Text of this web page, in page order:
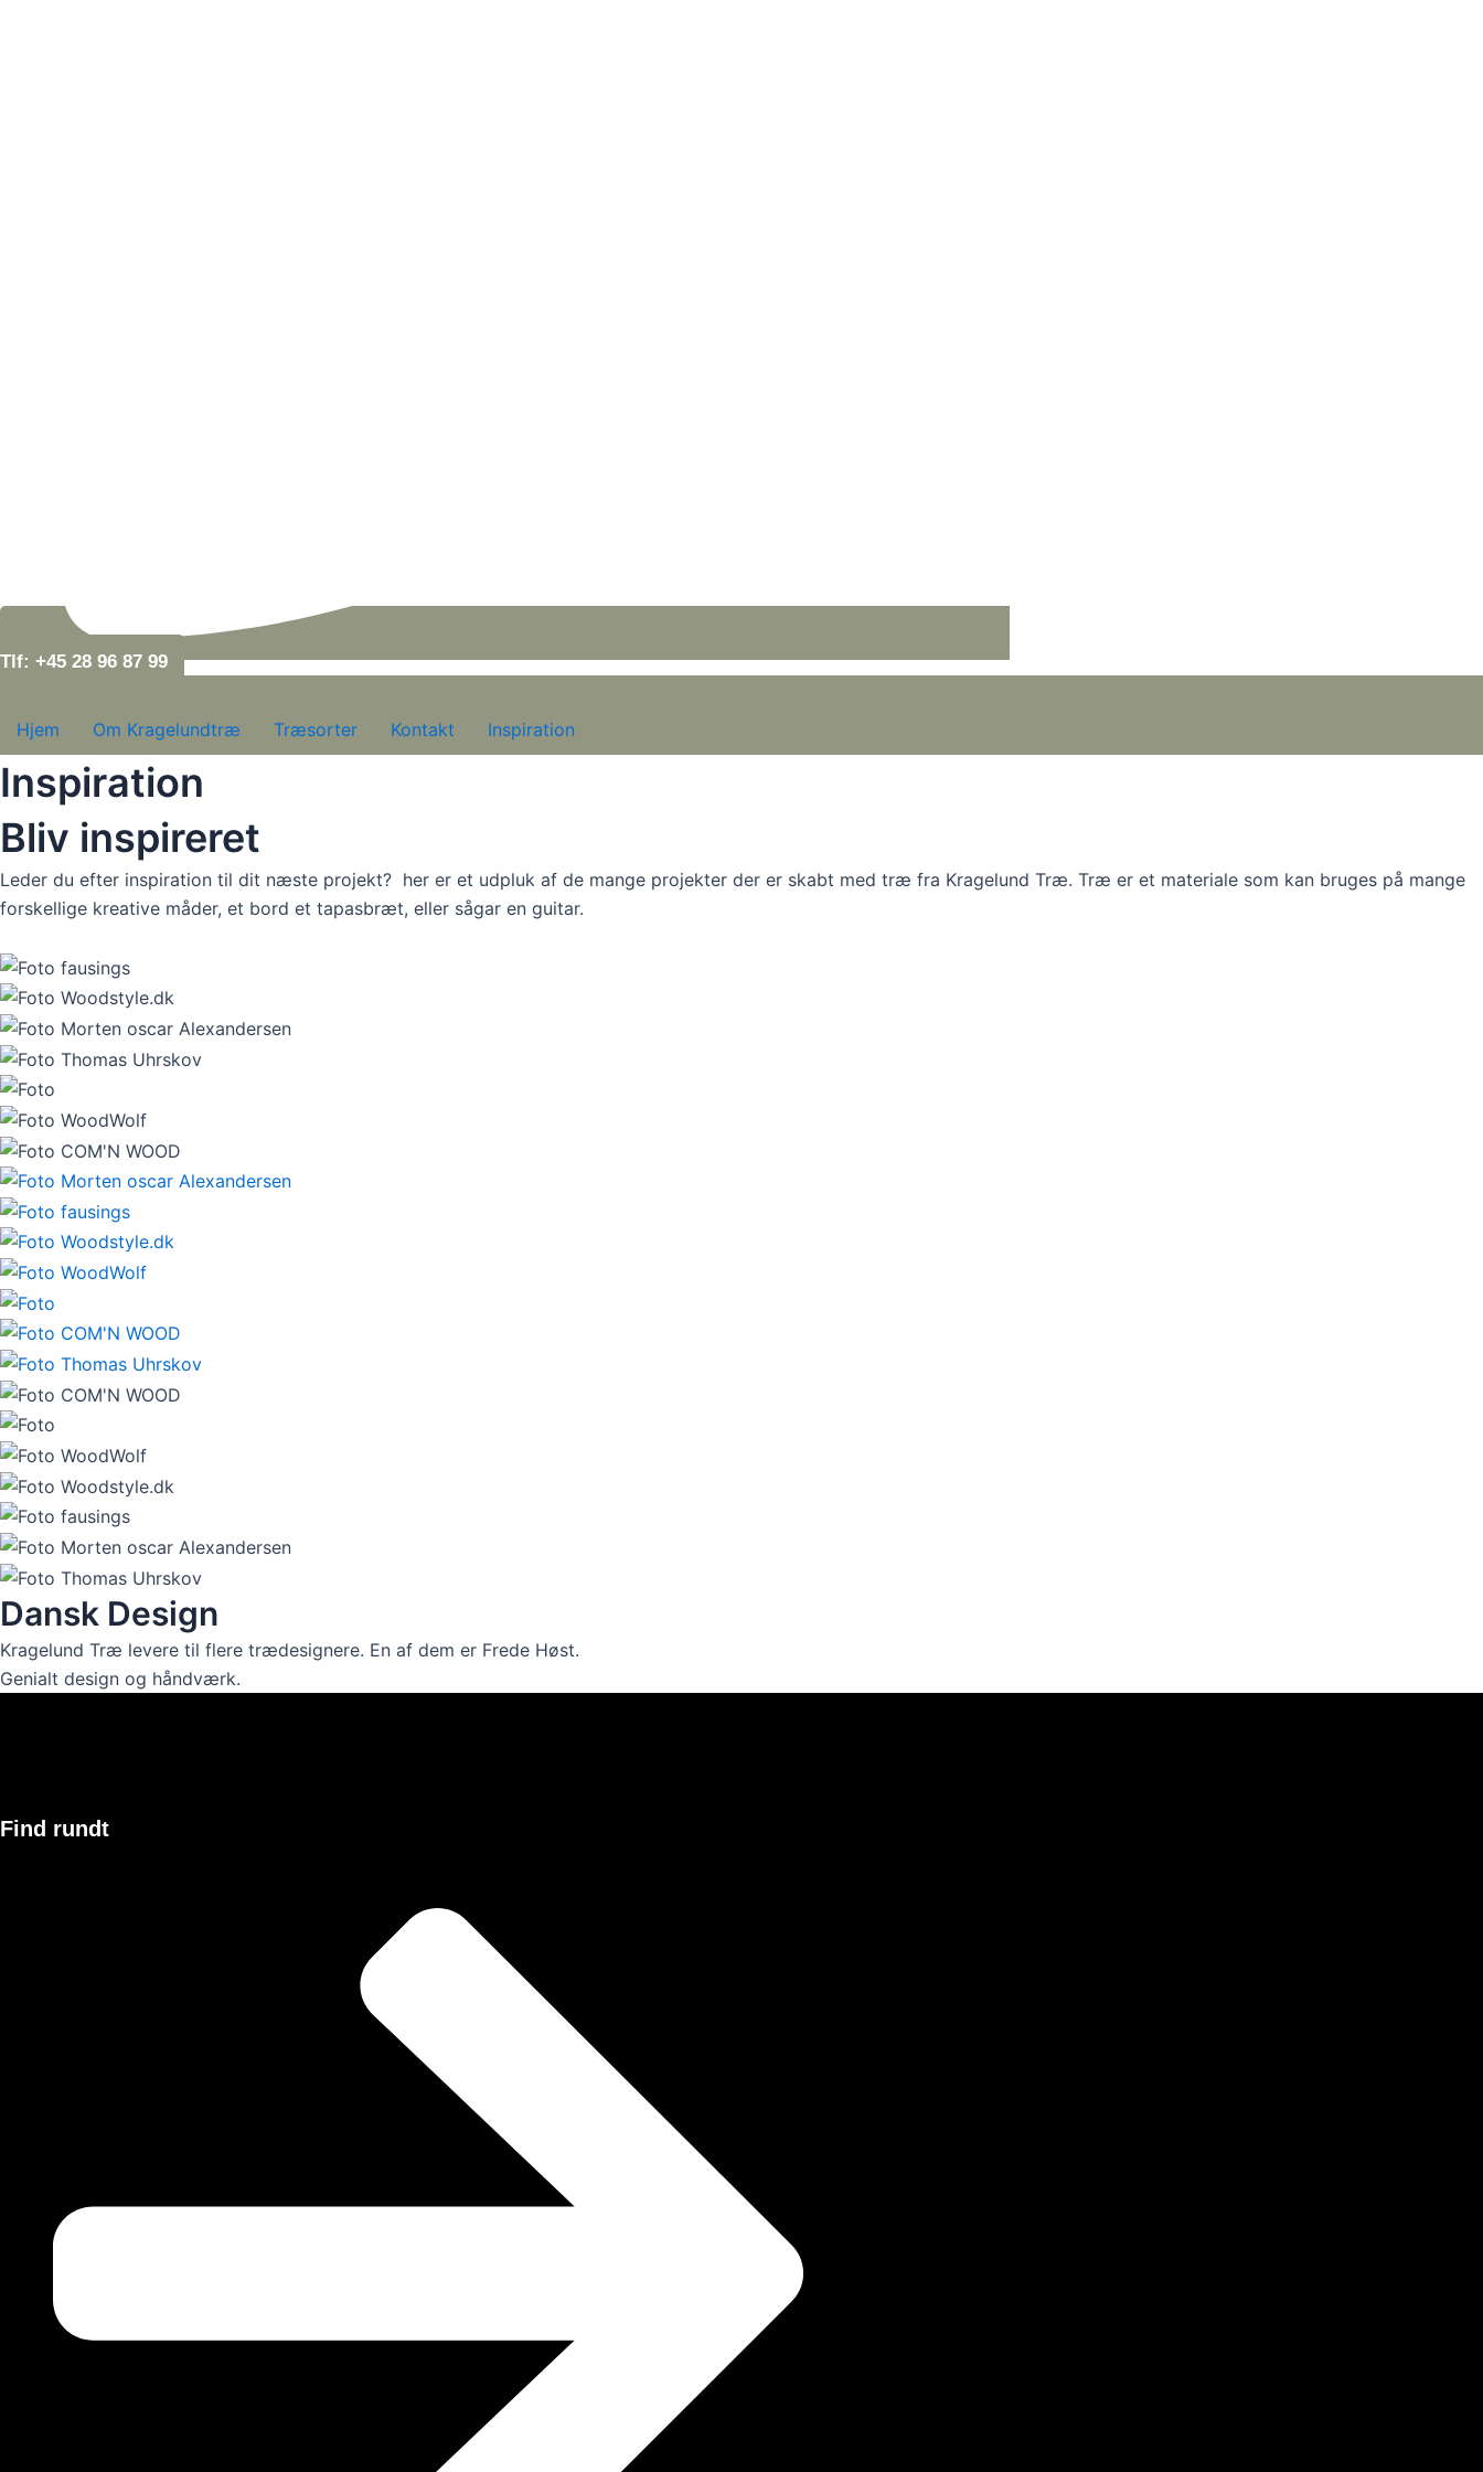
Tlf: +45 28 96 87 99
Hjem Om Kragelundtræ Træsorter Kontakt Inspiration
Inspiration
Bliv inspireret
Leder du efter inspiration til dit næste projekt? her er et udpluk af de mange projekter der er skabt med træ fra Kragelund Træ. Træ er et materiale som kan bruges på mange
forskellige kreative måder, et bord et tapasbræt, eller sågar en guitar.
Dansk Design
Kragelund Træ levere til flere trædesignere. En af dem er Frede Høst.
Genialt design og håndværk.
Find rundt